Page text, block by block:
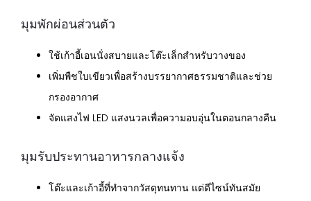
มุมพักผ่อนส่วนตัว
ใช้เก้าอี้เอนนั่งสบายและโต๊ะเล็กสำหรับวางของ
เพิ่มพืชใบเขียวเพื่อสร้างบรรยากาศธรรมชาติและช่วย
กรองอากาศ
จัดแสงไฟ LED แสงนวลเพื่อความอบอุ่นในตอนกลางคืน
มุมรับประทานอาหารกลางแจ้ง
โต๊ะและเก้าอี้ที่ทำจากวัสดุทนทาน แต่ดีไซน์ทันสมัย